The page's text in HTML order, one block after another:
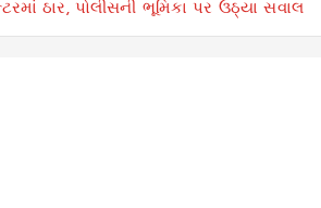
ઠાર, પોલીસની ભૂમિકા પર ઉઠ્યા સવાલ